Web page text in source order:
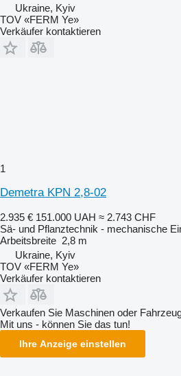
Ukraine, Kyiv
TOV «FERM Ye»
Verkäufer kontaktieren
1
Demetra KPN 2,8-02
2.935 € 151.000 UAH ≈ 2.743 CHF
Sä- und Pflanztechnik - mechanische
Arbeitsbreite 2,8 m
Ukraine, Kyiv
TOV «FERM Ye»
Verkäufer kontaktieren
Verkaufen Sie Maschinen oder
Mit uns - können Sie das tun!
Ihre Anzeige einstellen